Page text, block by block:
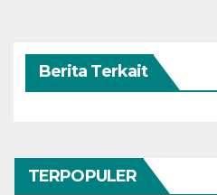
Berita Terkait
TERPOPULER